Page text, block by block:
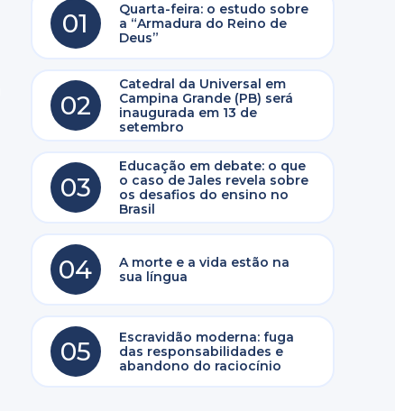
01
Quarta-feira: o estudo sobre
a “Armadura do Reino de
Deus”
02
Catedral da Universal em
Campina Grande (PB) será
inaugurada em 13 de
setembro
03
Educação em debate: o que
o caso de Jales revela sobre
os desafios do ensino no
Brasil
04
A morte e a vida estão na
sua língua
05
Escravidão moderna: fuga
das responsabilidades e
abandono do raciocínio